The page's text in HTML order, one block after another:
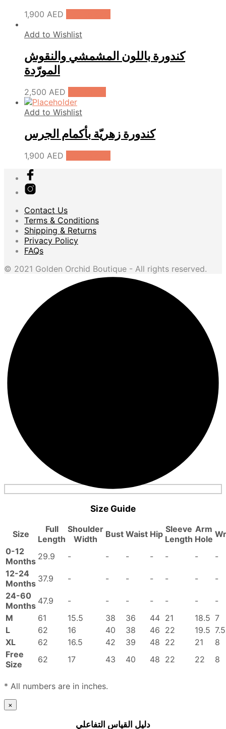
1,900 AED
Add to Wishlist
كندورة باللون المشمشي والنقوش
المورّدة
2,500 AED
Add to Wishlist
كندورة زهريّة بأكمام الجرس
1,900 AED
Contact Us
Terms & Conditions
Shipping & Returns
Privacy Policy
FAQs
© 2021 Golden Orchid Boutique - All rights reserved.
Size Guide
Size
Full
Length
Shoulder
Width
Bust Waist Hip Sleeve
Length
Arm
Hole
0-12
Months 29.9 - - - - - -
-
12-24
Months 37.9 - - - - - -
-
24-60
Months 47.9 - - - - - -
-
M
61 15.5 38 36 44 21 18.5 7
L
62 16 40 38 46 22 19.5 7.5
XL
62 16.5 42 39 48 22 21
8
Free
Size
62 17 43 40 48 22 22 8
* All numbers are in inches.
×
دليل القياس التفاعلي